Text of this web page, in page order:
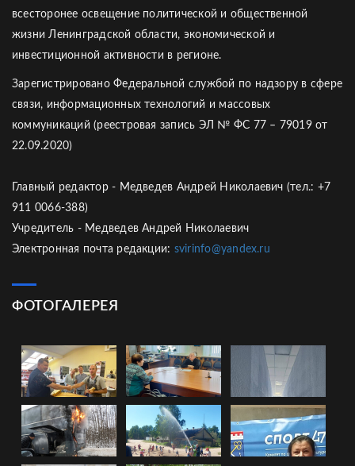
всесторонее освещение политической и общественной
жизни Ленинградской области, экономической и
инвестиционной активности в регионе.
Зарегистрировано Федеральной службой по надзору в сфере
связи, информационных технологий и массовых
коммуникаций (реестровая запись ЭЛ № ФС 77 – 79019 от
22.09.2020)
Главный редактор - Медведев Андрей Николаевич (тел.: +7
911 0066-388)
Учредитель - Медведев Андрей Николаевич
Электронная почта редакции: svirinfo@yandex.ru
ФОТОГАЛЕРЕЯ